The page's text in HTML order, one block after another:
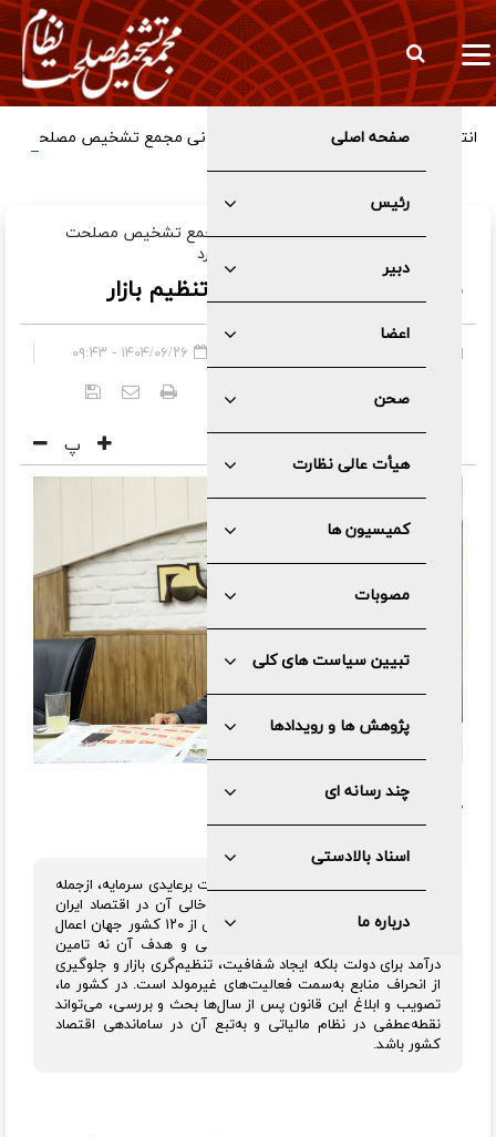
صفحه اصلی
رئیس
دبیر
اعضا
صحن
هیأت عالی نظارت
کمیسیون ها
مصوبات
تبیین سیاست های کلی
پژوهش ها و رویدادها
چند رسانه ای
اسناد بالادستی
درباره ما
انتصاب معاون جدید اداری، مالی و پشتیبانی مجمع تشخیص مصلحت
رئیس کمیسیون اقتصادی دبیر خانه مجمع تشخیص مصلحت
نظام در گفت و گو با «جام جم» مطرح کرد
مالیات بر سوداگری‌؛ کمربند تنظیم بازار
۱۴۰۴/۰۶/۲۶ - ۰۹:۴۳
کد خبر:
پ
در گفت و گو با جام جم آنلاین
قانون مالیات بر سوداگری یا همان مالیات برعایدی سرمایه، ازجمله
پایه‌های مالیاتی است که سال‌ها جای خالی آن در اقتصاد ایران
احساس می‌شد. این نوع مالیات در بیش از ۱۲۰ کشور جهان اعمال
می‌شود و تجربه نشان داده نقش اصلی و هدف آن نه تامین
درآمد برای دولت بلکه ایجاد شفافیت، تنظیم‌گری بازار و جلوگیری
از انحراف منابع به‌سمت فعالیت‌های غیرمولد است. در کشور ما،
تصویب و ابلاغ این قانون پس از سال‌ها بحث و بررسی، می‌تواند
نقطه‌عطفی در نظام مالیاتی و به‌تبع آن در ساماندهی اقتصاد
کشور باشد.